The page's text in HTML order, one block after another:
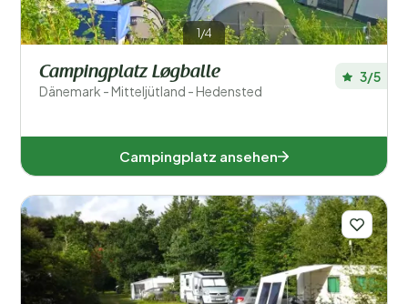
1/4
Campingplatz Løgballe
Dänemark - Mitteljütland - Hedensted
3/5
Campingplatz ansehen